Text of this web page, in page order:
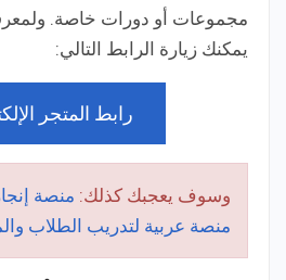
مجموعات أو دورات خاصة.
يمكنك زيارة الرابط التالي:
رابط المتجر
وسوف يعجبك كذلك: منصة
منصة عربية لتدريب الطلاب